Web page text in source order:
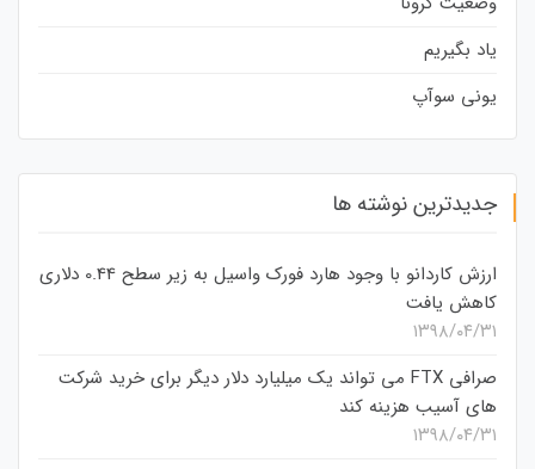
یاد بگیریم
یونی سوآپ
جدیدترین نوشته ها
ارزش کاردانو با وجود هارد فورک واسیل به زیر سطح 0.44 دلاری
کاهش یافت
۱۳۹۸/۰۴/۳۱
صرافی FTX می تواند یک میلیارد دلار دیگر برای خرید شرکت
های آسیب هزینه کند
۱۳۹۸/۰۴/۳۱